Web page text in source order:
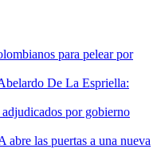
para pelear por
De La Espriella:
por gobierno
las puertas a una nueva